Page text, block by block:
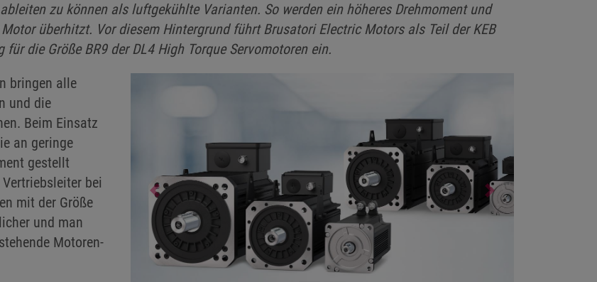
zu können als luftgekühlte Varianten. So werden ein höheres Drehmoment und
überhitzt. Vor diesem Hintergrund führt Brusatori Electric Motors als Teil der KEB
die Größe BR9 der DL4 High Torque Servomotoren ein.
Previous Next
bringen alle
und die
Beim Einsatz
an geringe
gestellt
bei
mit der Größe
und man
Motoren-